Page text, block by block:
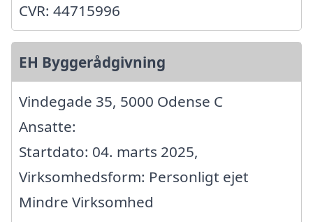
CVR: 44715996
EH Byggerådgivning
Vindegade 35, 5000 Odense C
Ansatte:
Startdato: 04. marts 2025,
Virksomhedsform: Personligt ejet
Mindre Virksomhed